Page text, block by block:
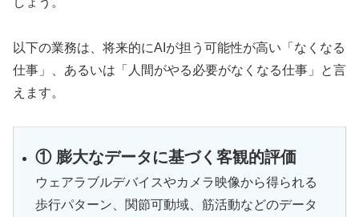
以下の業務は、将来的にAIが担う可能性が高い「なくなる
仕事」、あるいは「人間がやる必要がなくなる仕事」と言
えます。
① 膨大なデータに基づく客観的評価
ウェアラブルデバイスやカメラ映像から得られる
歩行パターン、関節可動域、筋活動などのデータ